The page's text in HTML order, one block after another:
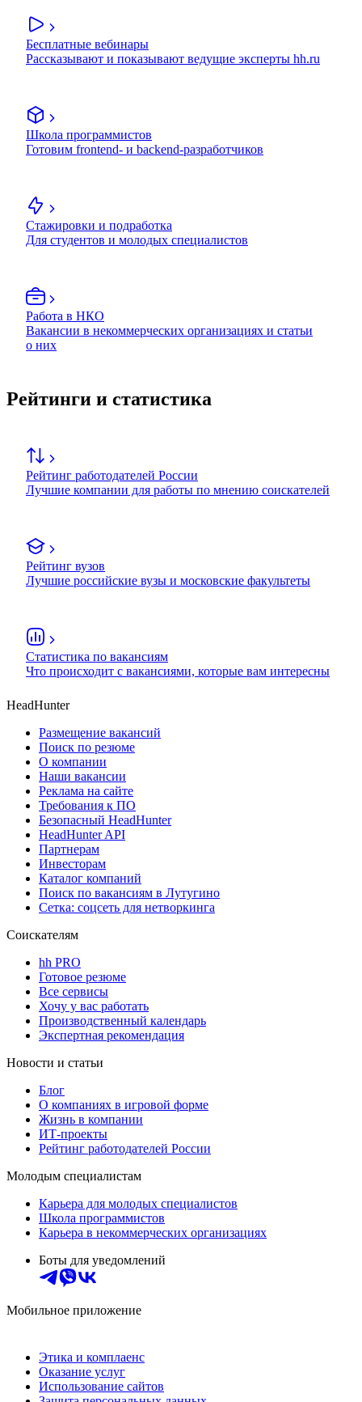
Бесплатные вебинары
Рассказывают и показывают ведущие эксперты hh.ru
Школа программистов
Готовим frontend- и backend-разработчиков
Стажировки и подработка
Для студентов и молодых специалистов
Работа в НКО
Вакансии в некоммерческих организациях и статьи
о них
Рейтинги и статистика
Рейтинг работодателей России
Лучшие компании для работы по мнению соискателей
Рейтинг вузов
Лучшие российские вузы и московские факультеты
Статистика по вакансиям
Что происходит с вакансиями, которые вам интересны
HeadHunter
Размещение вакансий
Поиск по резюме
О компании
Наши вакансии
Реклама на сайте
Требования к ПО
Безопасный HeadHunter
HeadHunter API
Партнерам
Инвесторам
Каталог компаний
Поиск по вакансиям в Лутугино
Сетка: соцсеть для нетворкинга
Соискателям
hh PRO
Готовое резюме
Все сервисы
Хочу у вас работать
Производственный календарь
Экспертная рекомендация
Новости и статьи
Блог
О компаниях в игровой форме
Жизнь в компании
ИТ-проекты
Рейтинг работодателей России
Молодым специалистам
Карьера для молодых специалистов
Школа программистов
Карьера в некоммерческих организациях
Боты для уведомлений
Мобильное приложение
Этика и комплаенс
Оказание услуг
Использование сайтов